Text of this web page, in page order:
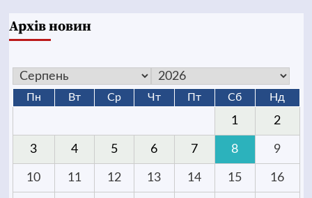
Архів новин
Пн Вт Ср Чт Пт Сб Нд
1 2
3 4 5 6 7 8 9
10 11 12 13 14 15 16